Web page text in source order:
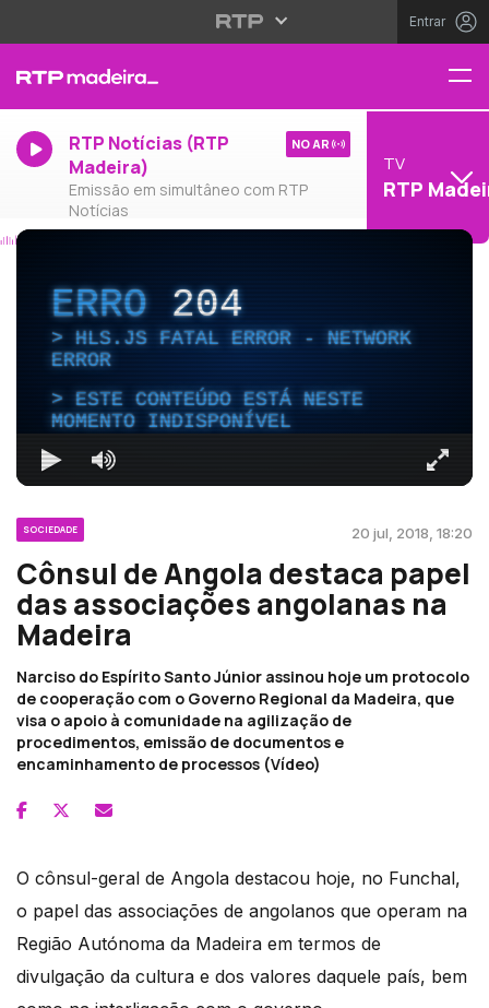
Entrar
RTP Notícias (RTP
Madeira)
Emissão em simultâneo com RTP
Notícias
NO AR
TV
RTP
ERRO204
HLS.JS FATAL ERROR - NETWORK
ERROR
ESTE CONTEÚDO ESTÁ NESTE
MOMENTO INDISPONÍVEL
SOCIEDADE 20 jul, 2018, 18:20
Cônsul de Angola destaca papel
das associações angolanas na
Madeira
Narciso do Espírito Santo Júnior assinou hoje um protocolo
de cooperação com o Governo Regional da Madeira, que
visa o apoio à comunidade na agilização de
procedimentos, emissão de documentos e
encaminhamento de processos (Vídeo)
O cônsul-geral de Angola destacou hoje, no Funchal,
o papel das associações de angolanos que operam na
Região Autónoma da Madeira em termos de
divulgação da cultura e dos valores daquele país, bem